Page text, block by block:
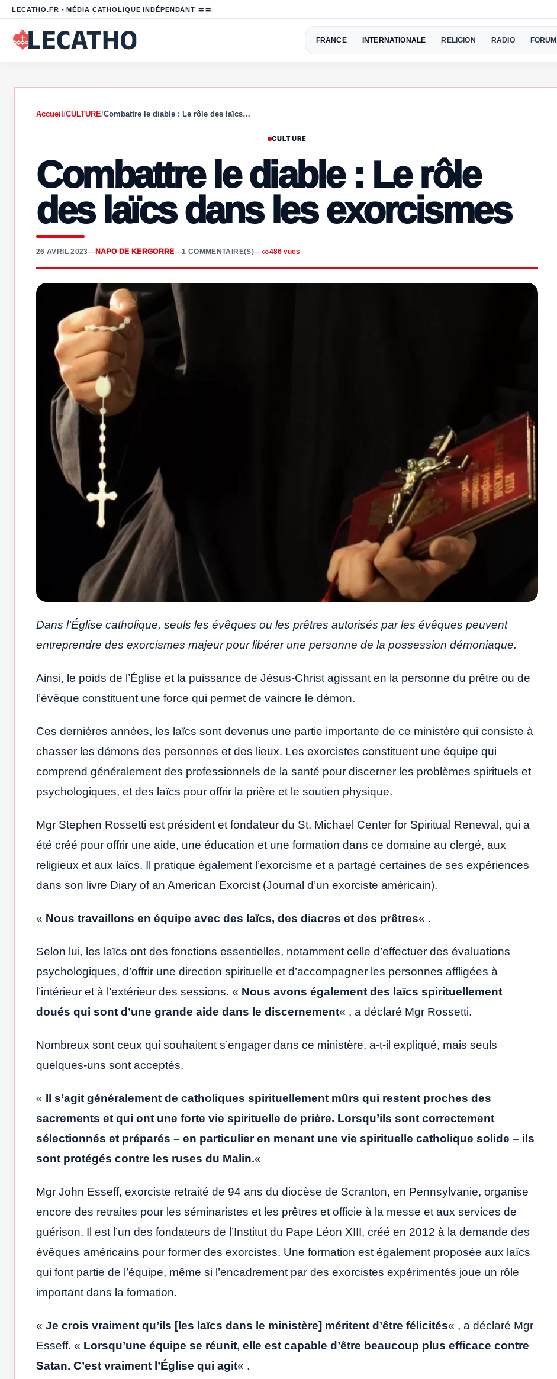
LECATHO.FR - MÉDIA CATHOLIQUE INDÉPENDANT 〓〓
FRANCE INTERNATIONALE RELIGION RADIO FORUM
Accueil /CULTURE/Combattre le diable : Le rôle des laïcs…
CULTURE
Combattre le diable : Le rôle
des laïcs dans les exorcismes
26 AVRIL 2023—NAPO DE KERGORRE—1 COMMENTAIRE(S)— 486 vues
Dans l’Église catholique, seuls les évêques ou les prêtres autorisés par les évêques peuvent
entreprendre des exorcismes majeur pour libérer une personne de la possession démoniaque.
Ainsi, le poids de l’Église et la puissance de Jésus-Christ agissant en la personne du prêtre ou de
l’évêque constituent une force qui permet de vaincre le démon.
Ces dernières années, les laïcs sont devenus une partie importante de ce ministère qui consiste à
chasser les démons des personnes et des lieux. Les exorcistes constituent une équipe qui
comprend généralement des professionnels de la santé pour discerner les problèmes spirituels et
psychologiques, et des laïcs pour offrir la prière et le soutien physique.
Mgr Stephen Rossetti est président et fondateur du St. Michael Center for Spiritual Renewal, qui a
été créé pour offrir une aide, une éducation et une formation dans ce domaine au clergé, aux
religieux et aux laïcs. Il pratique également l’exorcisme et a partagé certaines de ses expériences
dans son livre Diary of an American Exorcist (Journal d’un exorciste américain).
« Nous travaillons en équipe avec des laïcs, des diacres et des prêtres« .
Selon lui, les laïcs ont des fonctions essentielles, notamment celle d’effectuer des évaluations
psychologiques, d’offrir une direction spirituelle et d’accompagner les personnes affligées à
l’intérieur et à l’extérieur des sessions. « Nous avons également des laïcs spirituellement
doués qui sont d’une grande aide dans le discernement« , a déclaré Mgr Rossetti.
Nombreux sont ceux qui souhaitent s’engager dans ce ministère, a-t-il expliqué, mais seuls
quelques-uns sont acceptés.
« Il s’agit généralement de catholiques spirituellement mûrs qui restent proches des
sacrements et qui ont une forte vie spirituelle de prière. Lorsqu’ils sont correctement
sélectionnés et préparés – en particulier en menant une vie spirituelle catholique solide – ils
sont protégés contre les ruses du Malin.«
Mgr John Esseff, exorciste retraité de 94 ans du diocèse de Scranton, en Pennsylvanie, organise
encore des retraites pour les séminaristes et les prêtres et officie à la messe et aux services de
guérison. Il est l’un des fondateurs de l’Institut du Pape Léon XIII, créé en 2012 à la demande des
évêques américains pour former des exorcistes. Une formation est également proposée aux laïcs
qui font partie de l’équipe, même si l’encadrement par des exorcistes expérimentés joue un rôle
important dans la formation.
« Je crois vraiment qu’ils [les laïcs dans le ministère] méritent d’être félicités« , a déclaré Mgr
Esseff. « Lorsqu’une équipe se réunit, elle est capable d’être beaucoup plus efficace contre
Satan. C’est vraiment l’Église qui agit« .